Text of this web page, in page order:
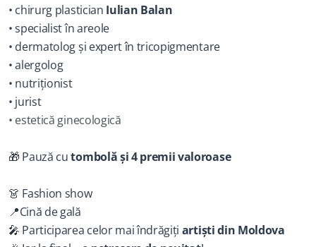
• chirurg plastician Iulian Balan
• specialist în areole
• dermatolog și expert în tricopigmentare
• alergolog
• nutriționist
• jurist
• estetică ginecologică
🎁 Pauză cu tombolă și 4 premii valoroase
👗 Fashion show
📍Cină de gală
🎤 Participarea celor mai îndrăgiți artiști din Moldova